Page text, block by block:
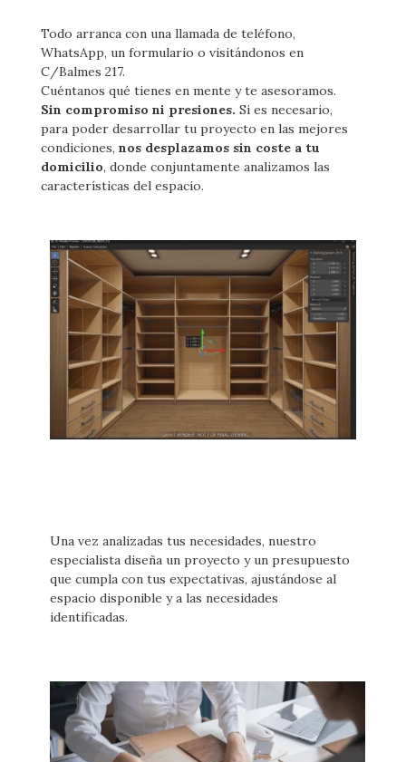
Todo arranca con una llamada de teléfono,
WhatsApp, un formulario o visitándonos en
C/Balmes 217.
Cuéntanos qué tienes en mente y te asesoramos.
Sin compromiso ni presiones. Si es necesario,
para poder desarrollar tu proyecto en las mejores
condiciones, nos desplazamos sin coste a tu
domicilio, donde conjuntamente analizamos las
características del espacio.
Una vez analizadas tus necesidades, nuestro
especialista diseña un proyecto y un presupuesto
que cumpla con tus expectativas, ajustándose al
espacio disponible y a las necesidades
identificadas.